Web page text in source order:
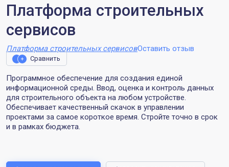
Платформа строительных
сервисов
Платформа строительных сервисовОставить отзыв
Сравнить
Программное обеспечение для создания единой
информационной среды. Ввод, оценка и контроль данных
для строительного объекта на любом устройстве.
Обеспечивает качественный скачок в управлении
проектами за самое короткое время. Стройте точно в срок
и в рамках бюджета.